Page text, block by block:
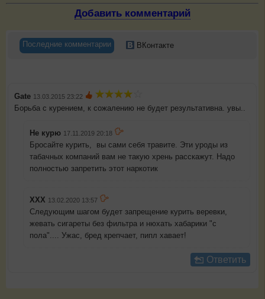
Добавить комментарий
Последние комментарии ВКонтакте
Gate 13.03.2015 23:22
Борьба с курением, к сожалению не будет результативна. увы..
Не курю 17.11.2019 20:18
Бросайте курить, вы сами себя травите. Эти уроды из
табачных компаний вам не такую хрень расскажут. Надо
полностью запретить этот наркотик
ХХХ 13.02.2020 13:57
Следующим шагом будет запрещение курить веревки,
жевать сигареты без фильтра и нюхать хабарики "с
пола".... Ужас, бред крепчает, пипл хавает!
Ответить